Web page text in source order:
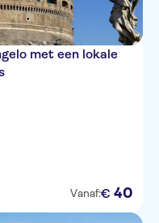
met een lokale
Vanaf:€ 40